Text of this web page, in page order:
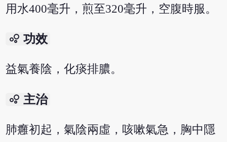
用水400毫升，煎至320毫升，空腹時服。
bubble_chart 功效
益氣養陰，化痰排膿。
bubble_chart 主治
肺癰初起，氣陰兩虛，咳嗽氣急，胸中隱